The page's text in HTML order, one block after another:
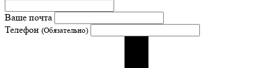
Ваше почта
Телефон (Обязательно)